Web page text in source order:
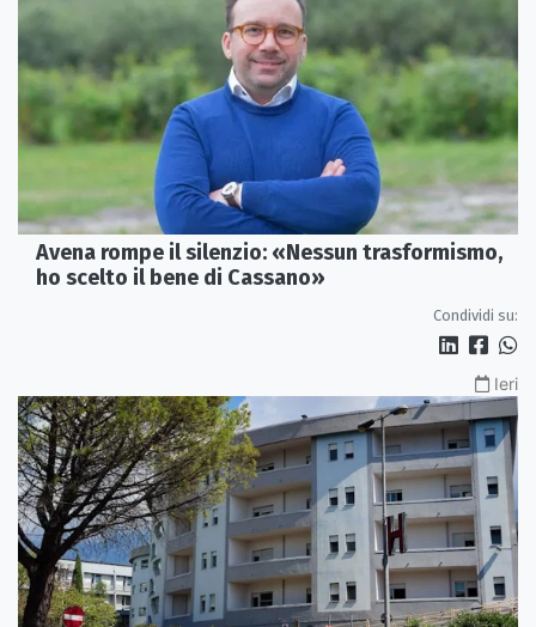
Avena rompe il silenzio: «Nessun trasformismo,
ho scelto il bene di Cassano»
Condividi su:
Ieri